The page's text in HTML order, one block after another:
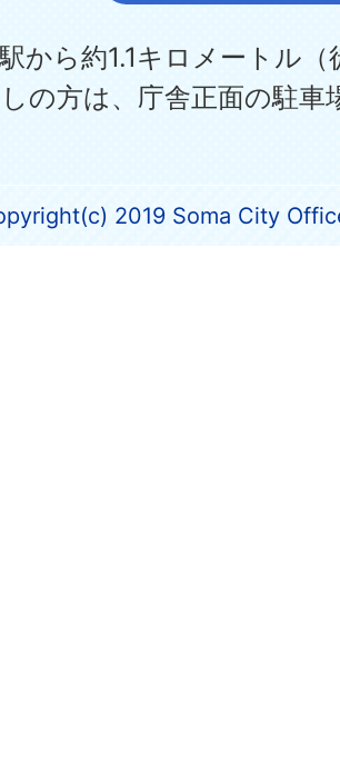
から約1.1キロメートル
の方は、庁舎正面の駐車
2019 Soma City